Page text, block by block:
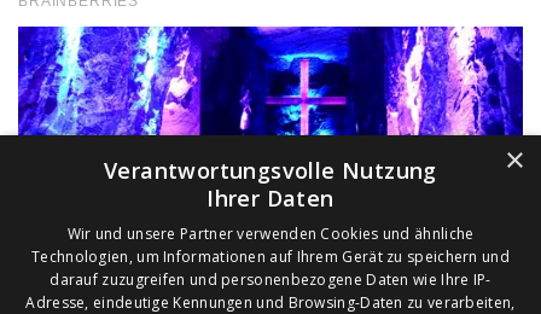
×
Verantwortungsvolle Nutzung
Ihrer Daten
Wir und unsere Partner verwenden Cookies und ähnliche
Technologien, um Informationen auf Ihrem Gerät zu speichern und
darauf zuzugreifen und personenbezogene Daten wie Ihre IP-
Adresse, eindeutige Kennungen und Browsing-Daten zu verarbeiten,